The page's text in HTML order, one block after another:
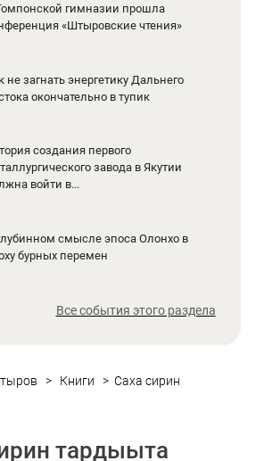
гимназии прошла
«Штыровские чтения»
не загнать энергетику Дальнего
окончательно в тупик
создания первого
завода в Якутии
войти в...
смысле эпоса Олонхо в
бурных перемен
Все события этого раздела
> Книги > Саха сирин
тардыыта